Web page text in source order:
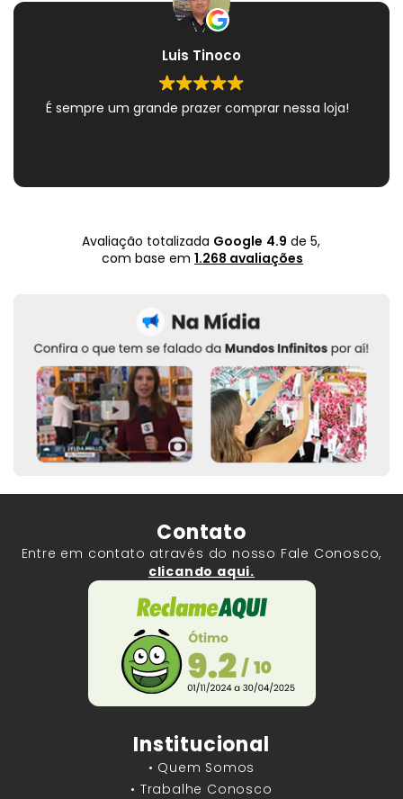
Luis Tinoco
É sempre um grande prazer comprar nessa loja!
Avaliação totalizada Google 4.9 de 5,
com base em 1.268 avaliações
Contato
Entre em contato através do nosso Fale Conosco,
clicando aqui.
Institucional
• Quem Somos
• Trabalhe Conosco